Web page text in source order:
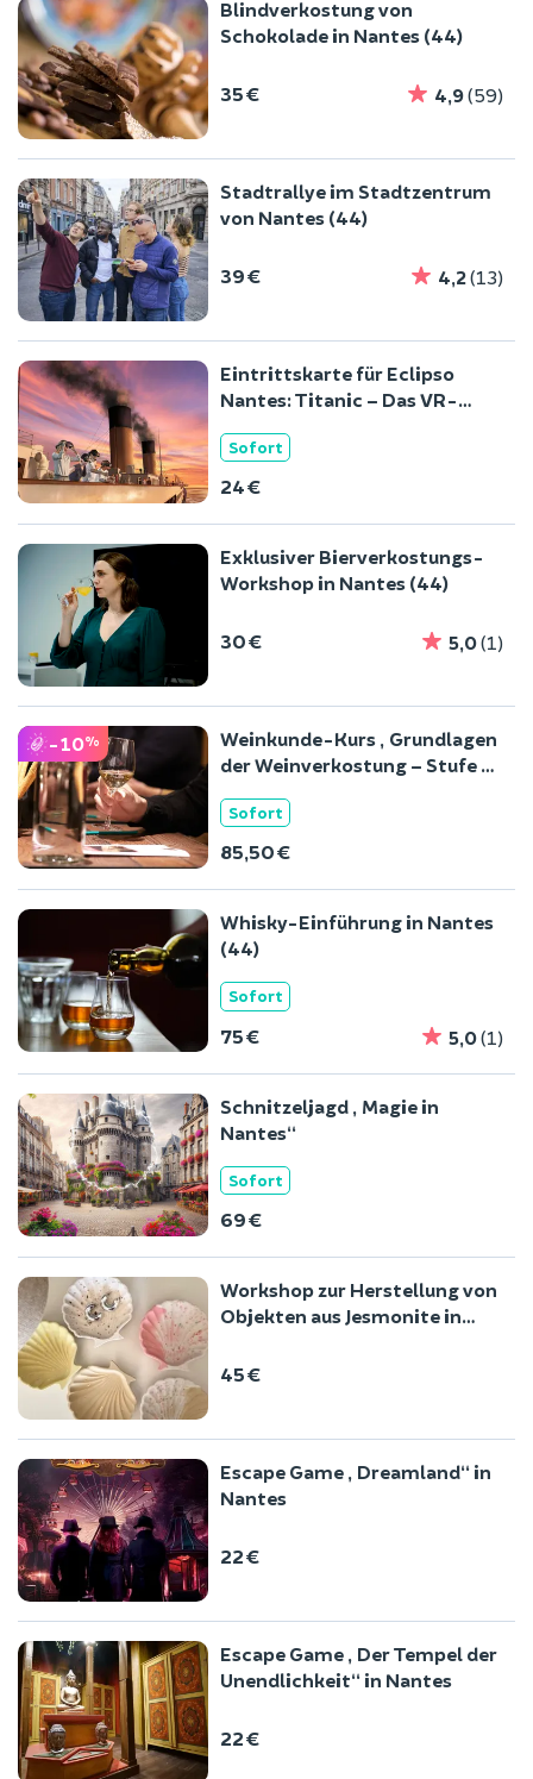
Blindverkostung von
Schokolade in Nantes (44)
35 € 4,9(59)
Stadtrallye im Stadtzentrum
von Nantes (44)
39 € 4,2(13)
Eintrittskarte für Eclipso
Nantes: Titanic – Das VR-
Sofort
24 €
Exklusiver Bierverkostungs-
Workshop in Nantes (44)
30 € 5,0(1)
-10%
Weinkunde-Kurs „Grundlagen
der Weinverkostung – Stufe 1“
Sofort
85,50 €
Whisky-Einführung in Nantes
(44)
Sofort
75 € 5,0(1)
Schnitzeljagd „Magie in
Nantes“
Sofort
69 €
Workshop zur Herstellung von
Objekten aus Jesmonite in
45 €
Escape Game „Dreamland“ in
Nantes
22 €
Escape Game „Der Tempel der
Unendlichkeit“ in Nantes
22 €